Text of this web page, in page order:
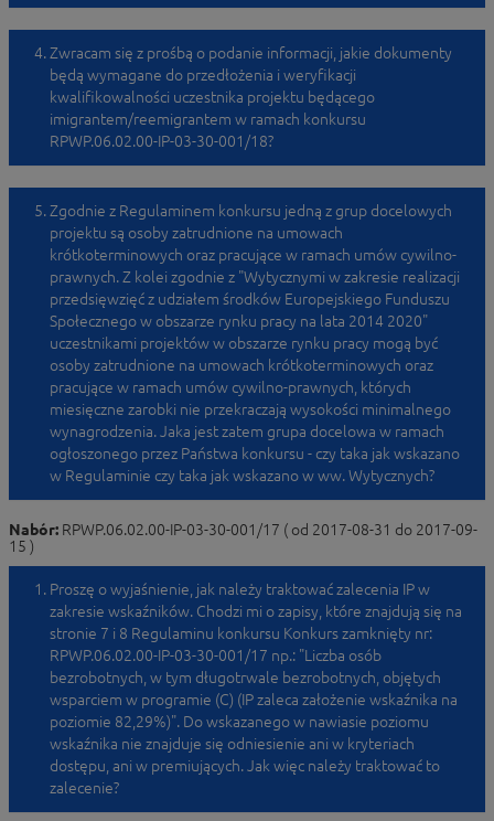
Zwracam się z prośbą o podanie informacji, jakie dokumenty
będą wymagane do przedłożenia i weryfikacji
kwalifikowalności uczestnika projektu będącego
imigrantem/reemigrantem w ramach konkursu
RPWP.06.02.00-IP-03-30-001/18?
Zgodnie z Regulaminem konkursu jedną z grup docelowych
projektu są osoby zatrudnione na umowach
krótkoterminowych oraz pracujące w ramach umów cywilno-
prawnych. Z kolei zgodnie z "Wytycznymi w zakresie realizacji
przedsięwzięć z udziałem środków Europejskiego Funduszu
Społecznego w obszarze rynku pracy na lata 2014 2020"
uczestnikami projektów w obszarze rynku pracy mogą być
osoby zatrudnione na umowach krótkoterminowych oraz
pracujące w ramach umów cywilno-prawnych, których
miesięczne zarobki nie przekraczają wysokości minimalnego
wynagrodzenia. Jaka jest zatem grupa docelowa w ramach
ogłoszonego przez Państwa konkursu - czy taka jak wskazano
w Regulaminie czy taka jak wskazano w ww. Wytycznych?
Nabór: RPWP.06.02.00-IP-03-30-001/17 ( od 2017-08-31 do 2017-09-
15 )
Proszę o wyjaśnienie, jak należy traktować zalecenia IP w
zakresie wskaźników. Chodzi mi o zapisy, które znajdują się na
stronie 7 i 8 Regulaminu konkursu Konkurs zamknięty nr:
RPWP.06.02.00-IP-03-30-001/17 np.: "Liczba osób
bezrobotnych, w tym długotrwale bezrobotnych, objętych
wsparciem w programie (C) (IP zaleca założenie wskaźnika na
poziomie 82,29%)". Do wskazanego w nawiasie poziomu
wskaźnika nie znajduje się odniesienie ani w kryteriach
dostępu, ani w premiujących. Jak więc należy traktować to
zalecenie?